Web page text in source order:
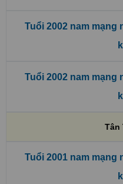
Tuổi 2002 nam mạng
Tuổi 2002 nam mạng
Tân
Tuổi 2001 nam mạng